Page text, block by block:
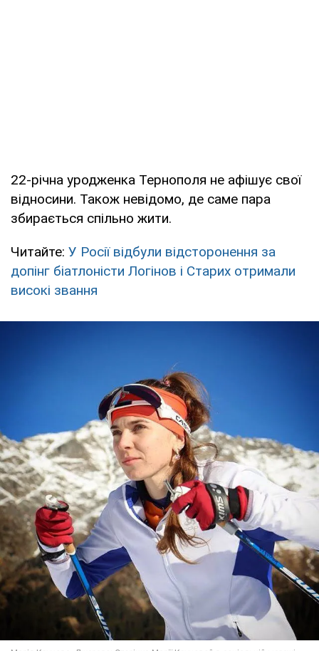
22-річна уродженка Тернополя не афішує свої
відносини. Також невідомо, де саме пара
збирається спільно жити.
Читайте: У Росії відбули відсторонення за
допінг біатлоністи Логінов і Старих отримали
високі звання